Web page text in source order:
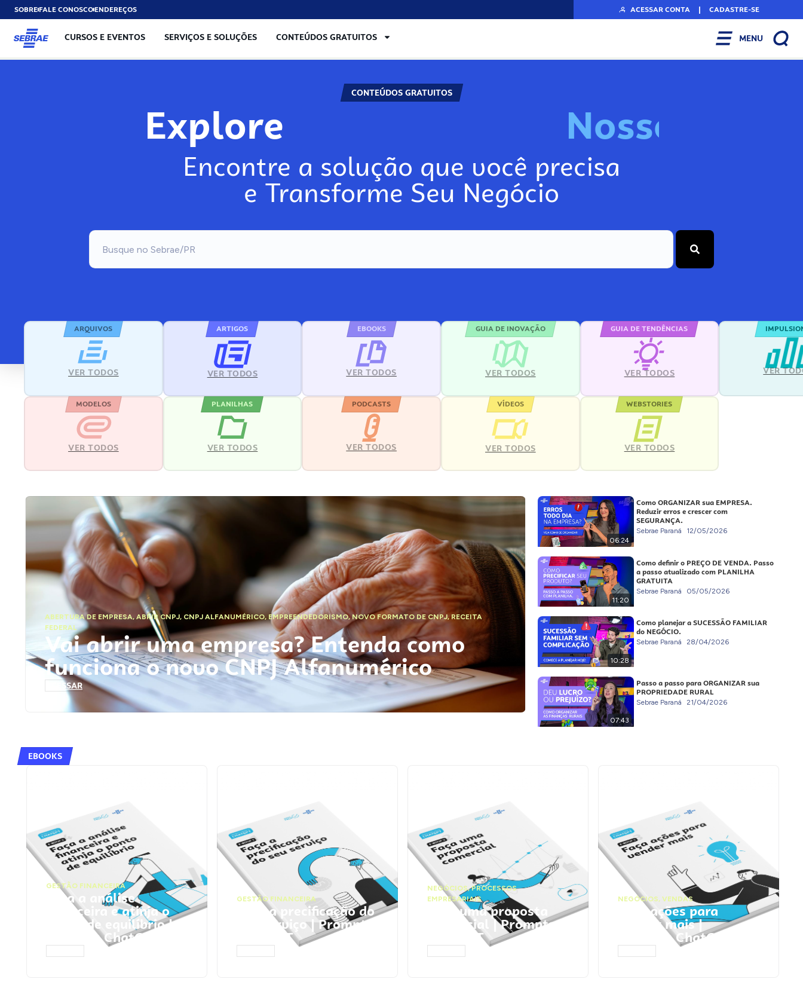
SOBREFALE CONOSCOENDEREÇOS ACESSAR CONTA | CADASTRE-SE
CURSOS E EVENTOS SERVIÇOS E SOLUÇÕES CONTEÚDOS GRATUITOS MENU
CONTEÚDOS GRATUITOS
Explore Nosso
Encontre a solução que você precisa
e Transforme Seu Negócio
ARQUIVOS
VER TODOS
ARTIGOS
VER TODOS
EBOOKS
VER TODOS
GUIA DE INOVAÇÃO
VER TODOS
GUIA DE TENDÊNCIAS
VER TODOS VER
MODELOS
VER TODOS
PLANILHAS
VER TODOS
PODCASTS
VER TODOS
VÍDEOS
VER TODOS
WEBSTORIES
VER TODOS
ABERTURA DE EMPRESA,ABRIR CNPJ, CNPJ ALFANUMÉRICO, EMPREENDEDORISMO,NOVO FORMATO DE CNPJ,RECEITA
FEDERAL
Vai abrir uma empresa? Entenda como
funciona o novo CNPJ Alfanumérico
ACESSAR
06:24
Como ORGANIZAR sua EMPRESA.
Reduzir erros e crescer com
SEGURANÇA.
Sebrae Paraná 12/05/2026
11:20
Como definir o PREÇO DE VENDA. Passo
a passo atualizado com PLANILHA
GRATUITA
Sebrae Paraná 05/05/2026
10:28
Como planejar a SUCESSÃO FAMILIAR
do NEGÓCIO.
Sebrae Paraná 28/04/2026
07:43
Passo a passo para ORGANIZAR sua
PROPRIEDADE RURAL
Sebrae Paraná 21/04/2026
EBOOKS
GESTÃO FINANCEIRA
Faça a análise
financeira e atinja o
ponto de equilíbrio |
Prompts ChatGPT
GESTÃO FINANCEIRA
Faça a precificação do
seu serviço | Prompts
ChatGPT
NEGÓCIOS,PROCESSOS
EMPRESARIAIS
Faça uma proposta
comercial | Prompts
ChatGPT
NEGÓCIOS, VENDAS
Faça ações para
vender mais |
Prompts ChatGPT